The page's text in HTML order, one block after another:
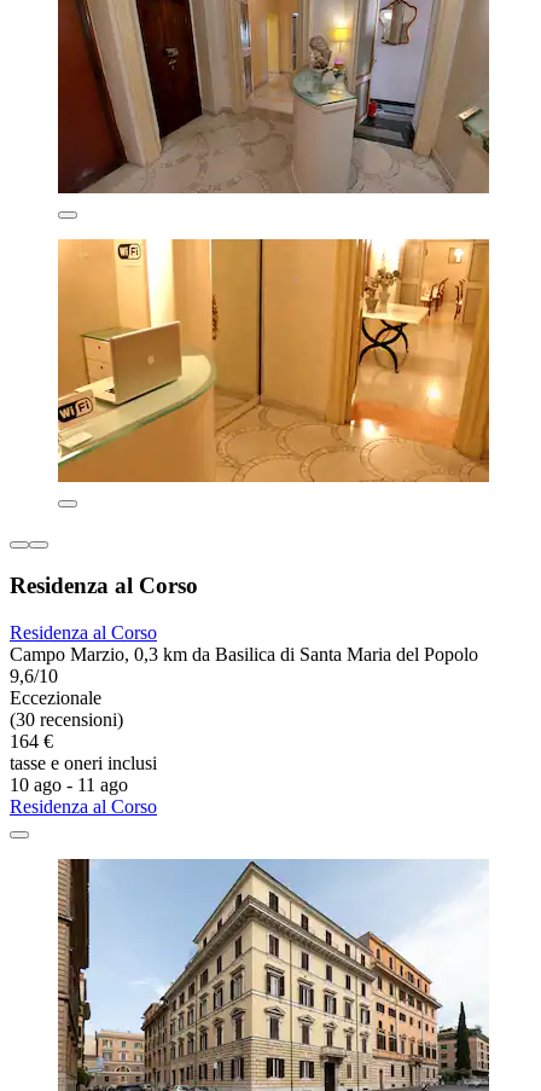
Residenza al Corso
Residenza al Corso
Campo Marzio, 0,3 km da Basilica di Santa Maria del Popolo
9,6/10
Eccezionale
(30 recensioni)
164 €
tasse e oneri inclusi
10 ago - 11 ago
Residenza al Corso